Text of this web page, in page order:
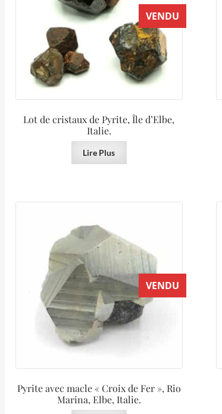
VENDU
Lot de cristaux de Pyrite, Île d’Elbe,
Italie.
Lire Plus
VENDU
Pyrite avec macle « Croix de Fer », Rio
Marina, Elbe, Italie.